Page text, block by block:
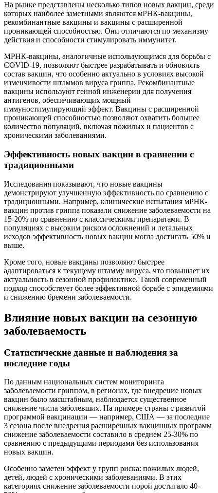
На рынке представлены несколько типов новых вакцин, среди
которых наиболее заметными являются мРНК-вакцины,
рекомбинантные вакцины и вакцины с расширенной
проникающей способностью. Они отличаются по механизму
действия и способности стимулировать иммунитет.
МРНК-вакцины, аналогичные использующимся для борьбы с
COVID-19, позволяют быстрее разрабатывать и обновлять
состав вакцин, что особенно актуально в условиях высокой
изменчивости штаммов вируса гриппа. Рекомбинантные
вакцины используют генной инженерии для получения
антигенов, обеспечивающих мощный
иммуностимулирующий эффект. Вакцины с расширенной
проникающей способностью позволяют охватить большее
количество популяций, включая пожилых и пациентов с
хроническими заболеваниями.
Эффективность новых вакцин в сравнении с
традиционными
Исследования показывают, что новые вакцины
демонстрируют улучшенную эффективность по сравнению с
традиционными. Например, клинические испытания мРНК-
вакцин против гриппа показали снижение заболеваемости на
15-20% по сравнению с классическими препаратами. В
популяциях с высоким риском осложнений и летальных
исходов эффективность новых вакцин могла достигать 50% и
выше.
Кроме того, новые вакцины позволяют быстрее
адаптироваться к текущему штамму вируса, что повышает их
актуальность в сезонной профилактике. Такой современный
подход способствует более эффективной борьбе с эпидемиями
и снижению бремени заболеваемости.
Влияние новых вакцин на сезонную
заболеваемость
Статистические данные и наблюдения за
последние годы
По данным национальных систем мониторинга
заболеваемости гриппом, в регионах, где внедрение новых
вакцин было масштабным, наблюдается существенное
снижение числа заболевших. На примере страны с развитой
программой вакцинации — например, США — за последние
3 сезона после внедрения расширенных вакцинных программ
снижение заболеваемости составило в среднем 25-30% по
сравнению с предыдущими периодами без использования
новых вакцин.
Особенно заметен эффект у групп риска: пожилых людей,
детей, людей с хроническими заболеваниями. В этих
категориях снижение заболеваемости порой достигало 40-